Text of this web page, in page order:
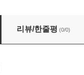
리뷰/한줄평 (0/0)